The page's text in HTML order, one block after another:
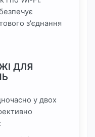
з'єднання
ДЛЯ
у двох